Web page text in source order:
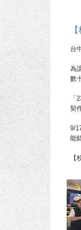
台
為
數
契
9/
能